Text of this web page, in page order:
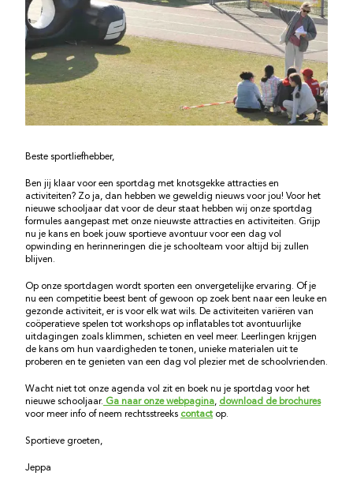
Beste sportliefhebber,
Ben jij klaar voor een sportdag met knotsgekke attracties en
activiteiten? Zo ja, dan hebben we geweldig nieuws voor jou! Voor het
nieuwe schooljaar dat voor de deur staat hebben wij onze sportdag
formules aangepast met onze nieuwste attracties en activiteiten. Grijp
nu je kans en boek jouw sportieve avontuur voor een dag vol
opwinding en herinneringen die je schoolteam voor altijd bij zullen
blijven.
Op onze sportdagen wordt sporten een onvergetelijke ervaring. Of je
nu een competitie beest bent of gewoon op zoek bent naar een leuke en
gezonde activiteit, er is voor elk wat wils. De activiteiten variëren van
coöperatieve spelen tot workshops op inflatables tot avontuurlijke
uitdagingen zoals klimmen, schieten en veel meer. Leerlingen krijgen
de kans om hun vaardigheden te tonen, unieke materialen uit te
proberen en te genieten van een dag vol plezier met de schoolvrienden.
Wacht niet tot onze agenda vol zit en boek nu je sportdag voor het
nieuwe schooljaar. Ga naar onze webpagina, download de brochures
voor meer info of neem rechtsstreeks contact op.
Sportieve groeten,
Jeppa